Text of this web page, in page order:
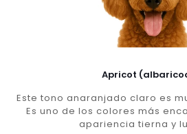
Apricot
Este tono anaranjado claro es
Es uno de los colores más
apariencia tierna y